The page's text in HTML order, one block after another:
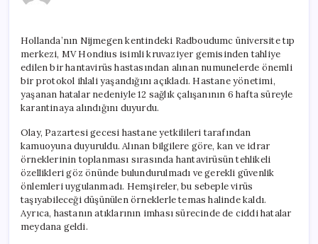
12
Sağlık
Çalışanı
Karantinaya
Alındı
Hollanda’nın Nijmegen kentindeki Radboudumc üniversite tıp
merkezi, MV Hondius isimli kruvaziyer gemisinden tahliye
edilen bir hantavirüs hastasından alınan numunelerde önemli
bir protokol ihlali yaşandığını açıkladı. Hastane yönetimi,
yaşanan hatalar nedeniyle 12 sağlık çalışanının 6 hafta süreyle
karantinaya alındığını duyurdu.
Olay, Pazartesi gecesi hastane yetkilileri tarafından
kamuoyuna duyuruldu. Alınan bilgilere göre, kan ve idrar
örneklerinin toplanması sırasında hantavirüsün tehlikeli
özellikleri göz önünde bulundurulmadı ve gerekli güvenlik
önlemleri uygulanmadı. Hemşireler, bu sebeple virüs
taşıyabileceği düşünülen örneklerle temas halinde kaldı.
Ayrıca, hastanın atıklarının imhası sürecinde de ciddi hatalar
meydana geldi.